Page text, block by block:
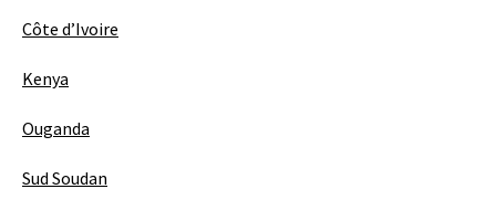
Côte d’Ivoire
Kenya
Ouganda
Sud Soudan